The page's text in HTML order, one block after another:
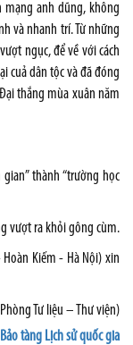
mạng anh dũng, không
và nhanh trí. Từ những
ngục, để về với cách
cuả dân tộc và đã đóng
thắng mùa xuân năm
thành “trường học
vượt ra khỏi gông cùm.
Kiếm - Hà Nội) xin
Tư liệu – Thư viện)
Bảo tàng Lịch sử quốc gia